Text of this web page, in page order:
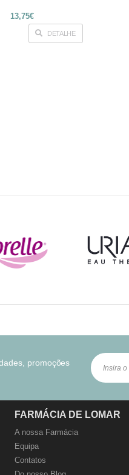
13,75€
DETALHE
promoções
FARMÁCIA DE LOMAR
A nossa Farmácia
Equipa
Contatos